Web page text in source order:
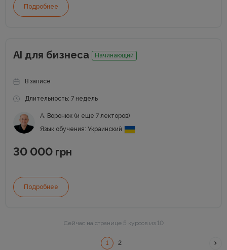
Подробнее
AI для бизнеса Начинающий
В записе
Длительность: 7 недель
А. Воронюк (и еще 7 лекторов)
Язык обучения: Украинский
30 000 грн
Подробнее
Сейчас на странице 5 курсов из 10
1 2